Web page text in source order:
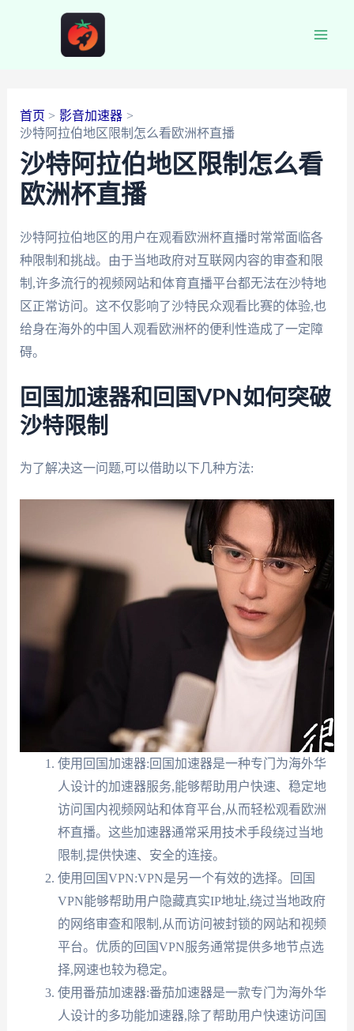
首页
影音加速器
沙特阿拉伯地区限制怎么看欧洲杯直播
沙特阿拉伯地区限制怎么看
欧洲杯直播
沙特阿拉伯地区的用户在观看欧洲杯直播时常常面临各
种限制和挑战。由于当地政府对互联网内容的审查和限
制,许多流行的视频网站和体育直播平台都无法在沙特地
区正常访问。这不仅影响了沙特民众观看比赛的体验,也
给身在海外的中国人观看欧洲杯的便利性造成了一定障
碍。
回国加速器和回国VPN如何突破
沙特限制
为了解决这一问题,可以借助以下几种方法:
使用回国加速器:回国加速器是一种专门为海外华
人设计的加速器服务,能够帮助用户快速、稳定地
访问国内视频网站和体育平台,从而轻松观看欧洲
杯直播。这些加速器通常采用技术手段绕过当地
限制,提供快速、安全的连接。
使用回国VPN:VPN是另一个有效的选择。回国
VPN能够帮助用户隐藏真实IP地址,绕过当地政府
的网络审查和限制,从而访问被封锁的网站和视频
平台。优质的回国VPN服务通常提供多地节点选
择,网速也较为稳定。
使用番茄加速器:番茄加速器是一款专门为海外华
人设计的多功能加速器,除了帮助用户快速访问国